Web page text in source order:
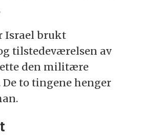
Israel brukt
tilstedeværelsen av
den militære
to tingene henger